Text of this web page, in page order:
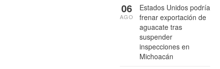
Estados Unidos podría
frenar exportación de
aguacate tras
suspender
inspecciones en
Michoacán
06
AGO